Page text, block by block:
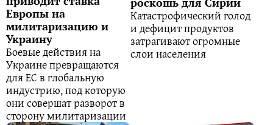
Европы на
милитаризацию и
Украину
Боевые действия на
Украине превращаются
для ЕС в глобальную
индустрию, под которую
они совершат разворот в
сторону милитаризации
Катастрофический голод
и дефицит продуктов
затрагивают огромные
слои населения